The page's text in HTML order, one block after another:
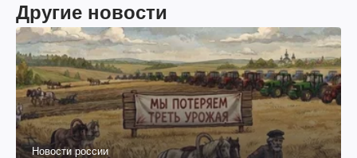
Другие новости
Новости россии